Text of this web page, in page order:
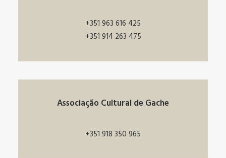
+351 963 616 425
+351 914 263 475
Associação Cultural de Gache
+351 918 350 965